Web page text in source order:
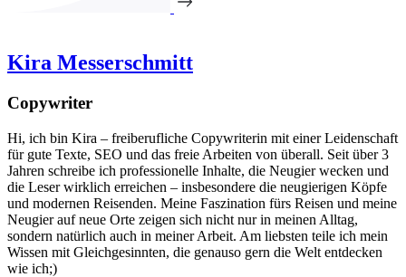
Kira Messerschmitt
Copywriter
Hi, ich bin Kira – freiberufliche Copywriterin mit einer Leidenschaft
für gute Texte, SEO und das freie Arbeiten von überall. Seit über 3
Jahren schreibe ich professionelle Inhalte, die Neugier wecken und
die Leser wirklich erreichen – insbesondere die neugierigen Köpfe
und modernen Reisenden. Meine Faszination fürs Reisen und meine
Neugier auf neue Orte zeigen sich nicht nur in meinen Alltag,
sondern natürlich auch in meiner Arbeit. Am liebsten teile ich mein
Wissen mit Gleichgesinnten, die genauso gern die Welt entdecken
wie ich;)